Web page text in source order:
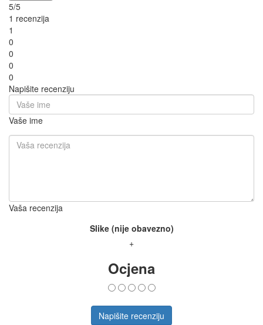
5/5
1 recenzija
1
0
0
0
0
Napišite recenziju
Vaše ime
Vaša recenzija
Slike (nije obavezno)
+
Ocjena
Napišite recenziju